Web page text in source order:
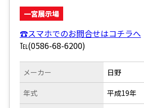
一宮展示場
☎スマホでのお問合せはコチラへ
℡(0586-68-6200)
メーカー
年式
日野
平成19年